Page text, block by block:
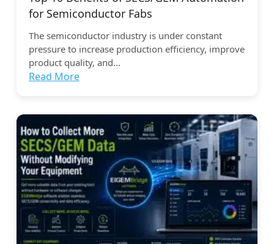
for Semiconductor Fabs
The semiconductor industry is under constant
pressure to increase production efficiency, improve
product quality, and...
Read More